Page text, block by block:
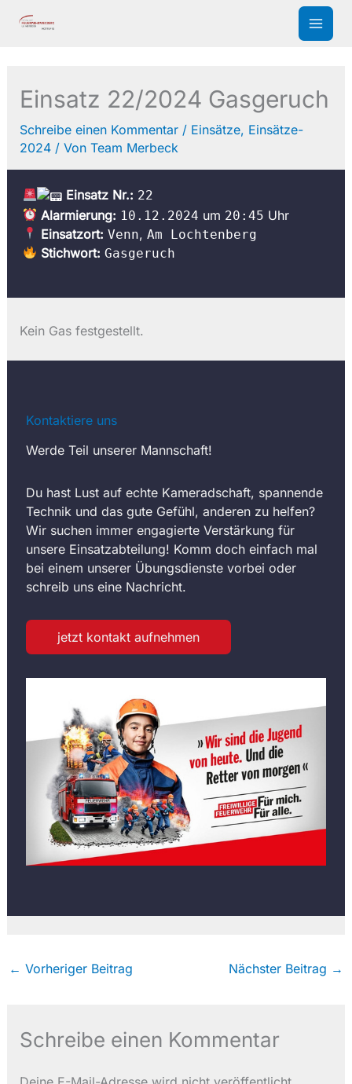
Inhalt
Einsatz 22/2024 Gasgeruch
Schreibe einen Kommentar / Einsätze, Einsätze-
2024/ Von Team Merbeck
Einsatz Nr.: 22
Alarmierung: 10.12.2024 um 20:45 Uhr
Einsatzort: Venn, Am Lochtenberg
Stichwort: Gasgeruch
Kein Gas festgestellt.
Kontaktiere uns
Werde Teil unserer Mannschaft!
Du hast Lust auf echte Kameradschaft, spannende
Technik und das gute Gefühl, anderen zu helfen?
Wir suchen immer engagierte Verstärkung für
unsere Einsatzabteilung! Komm doch einfach mal
bei einem unserer Übungsdienste vorbei oder
schreib uns eine Nachricht.
jetzt kontakt aufnehmen
← Vorheriger Beitrag Nächster Beitrag →
Schreibe einen Kommentar